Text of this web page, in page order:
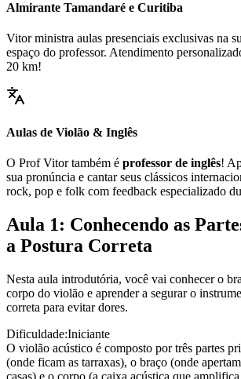
Almirante Tamandaré e Curitiba
Vitor ministra aulas presenciais exclusivas na
espaço do professor. Atendimento
20 km!
Aulas de Violão & Inglês
O Prof Vitor também é professor de inglês!
sua pronúncia e cantar seus clássicos
rock, pop e folk com feedback especializado
Aula 1: Conhecendo as
a Postura Correta
Nesta aula introdutória, você vai conhecer o
corpo do violão e aprender a segurar o
correta para evitar dores.
Dificuldade:Iniciante
O violão acústico é composto por três partes
(onde ficam as tarraxas), o braço (onde
casas) e o corpo (a caixa acústica que